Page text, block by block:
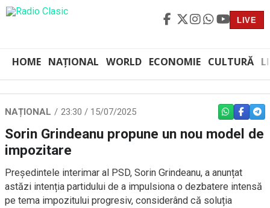
LIVE
HOME NAȚIONAL WORLD ECONOMIE CULTURĂ
NAȚIONAL 23:30 / 15/07/2025 WHATSAPP
Sorin Grindeanu propune un nou model de
impozitare
Președintele interimar al PSD, Sorin Grindeanu, a anunțat
astăzi intenția partidului de a impulsiona o dezbatere intensă
pe tema impozitului progresiv, considerând că soluția